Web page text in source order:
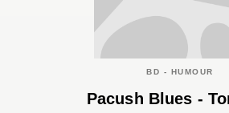
BD - HUMOUR
Pacush Blues -